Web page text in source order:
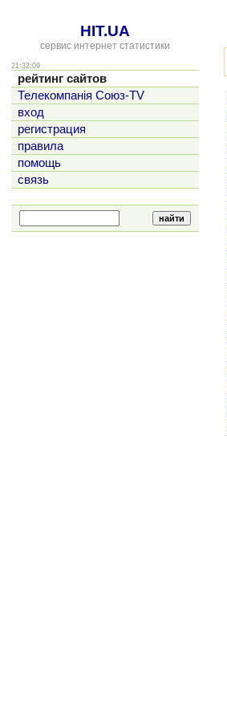
HIT.UA
сервис интернет статистики
21:32:09
рейтинг сайтов
Телекомпанія Союз-TV
вход
регистрация
правила
помощь
связь